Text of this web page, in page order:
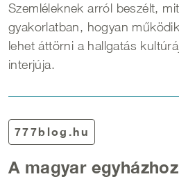
Szemléleknek arról beszélt,
gyakorlatban, hogyan
lehet áttörni a hallgatás
interjúja.
777blog.hu
A magyar